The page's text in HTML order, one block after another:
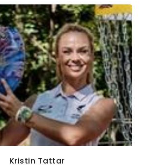
Kristin Tattar